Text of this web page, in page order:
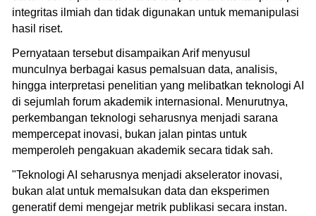
integritas ilmiah dan tidak digunakan untuk memanipulasi
hasil riset.
Pernyataan tersebut disampaikan Arif menyusul
munculnya berbagai kasus pemalsuan data, analisis,
hingga interpretasi penelitian yang melibatkan teknologi AI
di sejumlah forum akademik internasional. Menurutnya,
perkembangan teknologi seharusnya menjadi sarana
mempercepat inovasi, bukan jalan pintas untuk
memperoleh pengakuan akademik secara tidak sah.
"Teknologi AI seharusnya menjadi akselerator inovasi,
bukan alat untuk memalsukan data dan eksperimen
generatif demi mengejar metrik publikasi secara instan.